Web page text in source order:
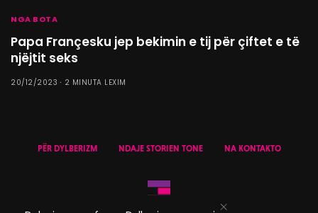
NGA BOTA
Papa Françesku jep bekimin e tij për çiftet e të
njëjtit seks
20/12/2023 2 MINUTA LEXIM
PËR DYLBERIZM NDAJE STORIEN TONE NA KONTAKTO